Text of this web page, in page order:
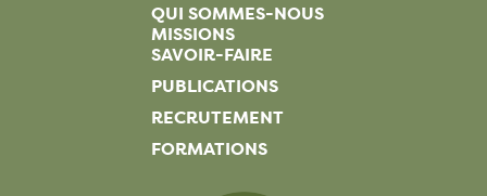
QUI SOMMES-NOUS
MISSIONS
SAVOIR-FAIRE
PUBLICATIONS
RECRUTEMENT
FORMATIONS